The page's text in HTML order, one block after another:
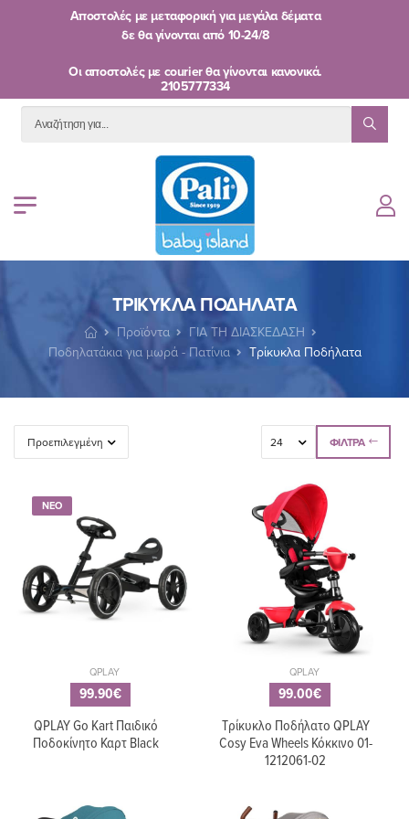
Αποστολές με μεταφορική για μεγάλα δέματα
δε θα γίνονται από 10-24/8
Oι αποστολές με courier θα γίνονται κανονικά.
2105777334
ΤΡΊΚΥΚΛΑ ΠΟΔΉΛΑΤΑ
Προϊόντα
ΓΙΑ ΤΗ ΔΙΑΣΚΕΔΑΣΗ
Ποδηλατάκια για μωρά - Πατίνια
Τρίκυκλα Ποδήλατα
20.90€
FRESK Θερμός
FD100-88
A LITLE
ΦΊΛΤΡΑ
ΝΕΟ
QPLAY
99.90€
QPLAY Go Kart Παιδικό
Ποδοκίνητο Καρτ Black
QPLAY
99.00€
Τρίκυκλο Ποδήλατο QPLAY
Cosy Eva Wheels Κόκκινο 01-
1212061-02